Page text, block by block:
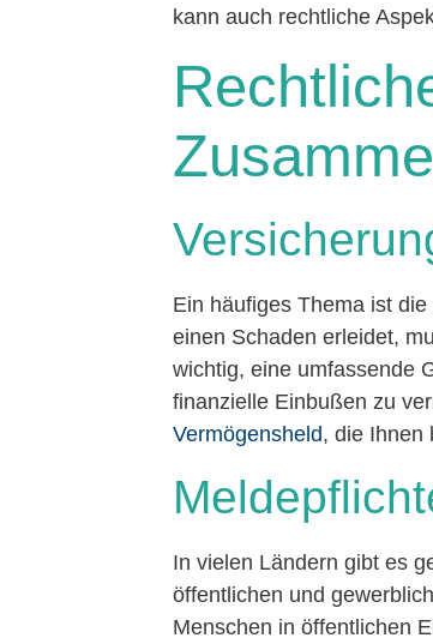
kann auch rechtliche
Ein häufiges Thema ist
einen Schaden erleidet,
wichtig, eine umfassende
finanzielle Einbußen zu
Vermögensheld, die Ihnen
In vielen Ländern gibt es
öffentlichen und
Menschen in öffentlichen